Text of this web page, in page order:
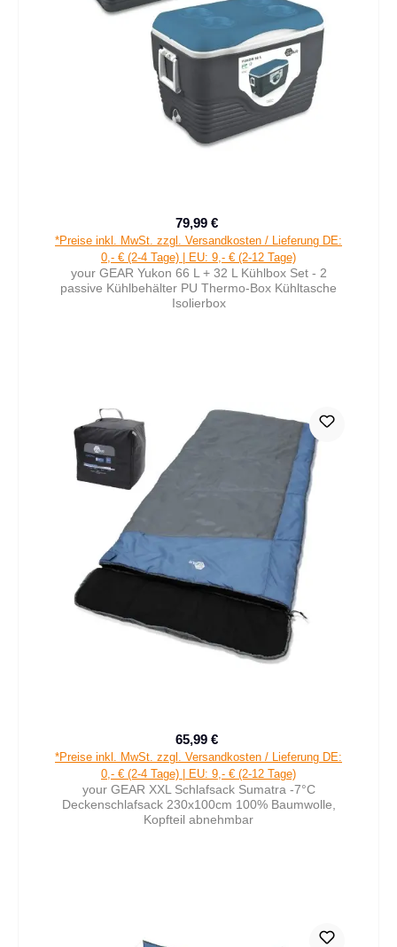
Verkaufspreis:
79,99 €
*Preise inkl. MwSt. zzgl. Versandkosten / Lieferung DE:
0,- € (2-4 Tage) | EU: 9,- € (2-12 Tage)
your GEAR Yukon 66 L + 32 L Kühlbox Set - 2
passive Kühlbehälter PU Thermo-Box Kühltasche
Isolierbox
Verkaufspreis:
65,99 €
*Preise inkl. MwSt. zzgl. Versandkosten / Lieferung DE:
0,- € (2-4 Tage) | EU: 9,- € (2-12 Tage)
your GEAR XXL Schlafsack Sumatra -7°C
Deckenschlafsack 230x100cm 100% Baumwolle,
Kopfteil abnehmbar